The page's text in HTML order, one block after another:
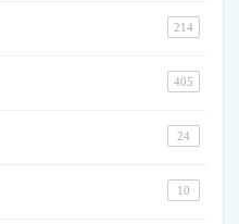
214
405
24
10